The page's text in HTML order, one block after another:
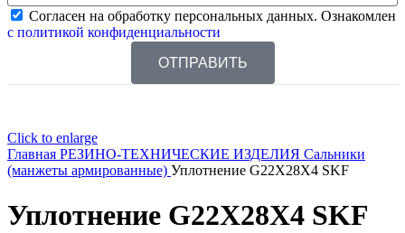
Согласен на обработку персональных данных. Ознакомлен
с политикой конфиденциальности
ОТПРАВИТЬ
Click to enlarge
Главная РЕЗИНО-ТЕХНИЧЕСКИЕ ИЗДЕЛИЯ Сальники
(манжеты армированные) Уплотнение G22X28X4 SKF
Уплотнение G22X28X4 SKF